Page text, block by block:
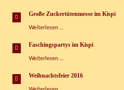
Tag
Kinderspielhaus
Große Zuckertütenmesse im Kispi
Weiterlesen …
im
Faschingspartys im Kispi
Weiterlesen …
Kispi
Weihnachtsfeier 2016